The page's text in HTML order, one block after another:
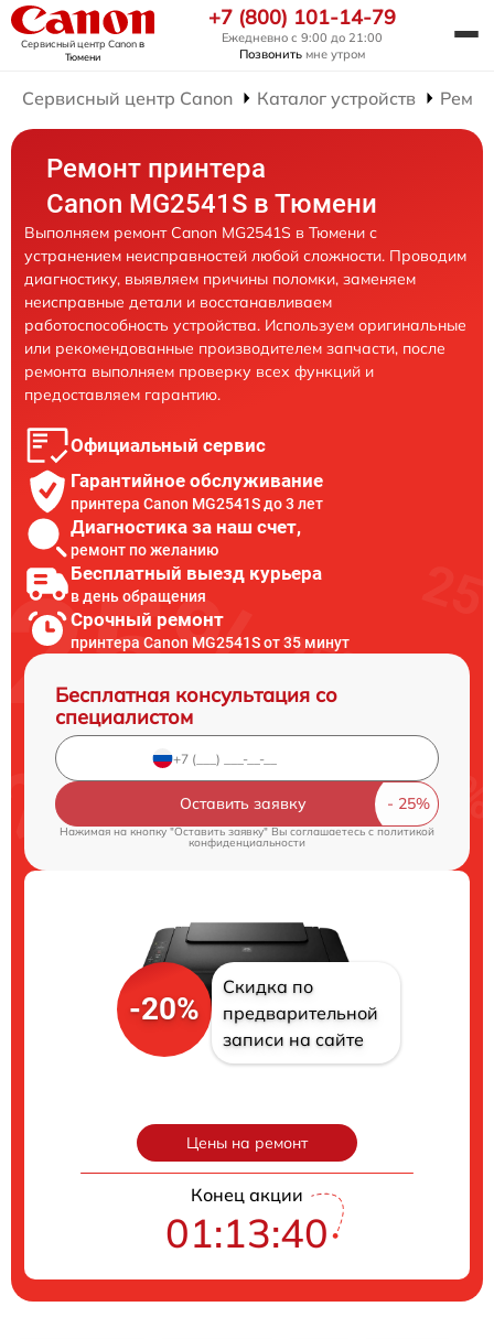
Сервисный центр Canonв
Тюмени
+7 (800) 101-14-79
Ежедневно с 9:00 до 21:00
Позвонить мне утром
Сервисный центр Canon Каталог устройств
Ремонт принтера
Canon MG2541S в Тюмени
Выполняем ремонт Canon MG2541S в Тюмени с
устранением неисправностей любой сложности. Проводим
диагностику, выявляем причины поломки, заменяем
неисправные детали и восстанавливаем
работоспособность устройства. Используем оригинальные
или рекомендованные производителем запчасти, после
ремонта выполняем проверку всех функций и
предоставляем гарантию.
Официальный сервис
Гарантийное обслуживание
принтера Canon MG2541S до 3 лет
Диагностика за наш счет,
ремонт по желанию
Бесплатный выезд курьера
в день обращения
Срочный ремонт
принтера Canon MG2541S от 35 минут
Бесплатная консультация со
специалистом
Оставить заявку
Нажимая на кнопку "Оставить заявку" Вы соглашаетесь cполитикой
конфиденциальности
-20%
Скидка по
предварительной
записи на сайте
Цены на ремонт
Конец акции
01:13:39